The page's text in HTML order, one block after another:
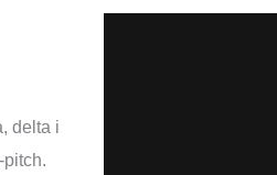
delta i